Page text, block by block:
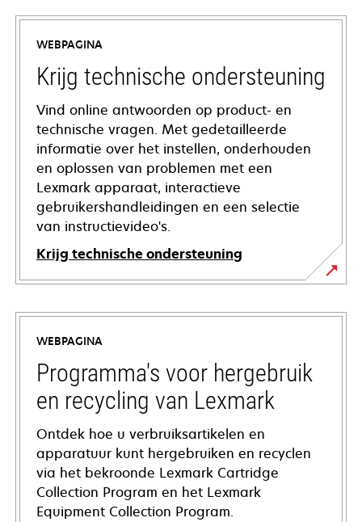
WEBPAGINA
Krijg technische ondersteuning
Vind online antwoorden op product- en
technische vragen. Met gedetailleerde
informatie over het instellen, onderhouden
en oplossen van problemen met een
Lexmark apparaat, interactieve
gebruikershandleidingen en een selectie
van instructievideo's.
Krijg technische ondersteuning
opens
in
new
tab
WEBPAGINA
Programma's voor hergebruik
en recycling van Lexmark
Ontdek hoe u verbruiksartikelen en
apparatuur kunt hergebruiken en recyclen
via het bekroonde Lexmark Cartridge
Collection Program en het Lexmark
Equipment Collection Program.